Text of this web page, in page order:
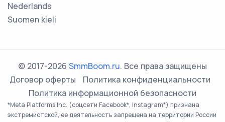
Nederlands
Suomen kieli
© 2017-2026 SmmBoom.ru. Все права защищены
Договор оферты
Политика конфиденциальности
Политика информационной безопасности
*Meta Platforms Inc. (соцсети Facebook*, Instagram*) признана
экстремистской, ее деятельность запрещена на территории России